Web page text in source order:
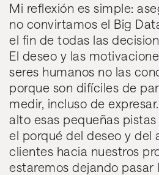
Mi reflexión es simple:
no convirtamos el Big
el fin de todas las
El deseo y las
seres humanos no las
porque son difíciles de
medir, incluso de
alto esas pequeñas
el porqué del deseo y del
clientes hacia nuestros
estaremos dejando pasar